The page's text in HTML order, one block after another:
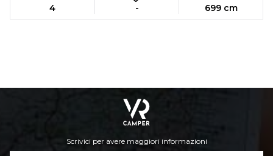
4 - 699 cm
Scrivici per avere maggiori informazioni